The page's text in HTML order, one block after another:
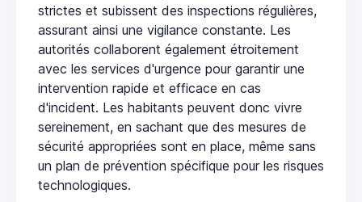
strictes et subissent des inspections régulières,
assurant ainsi une vigilance constante. Les
autorités collaborent également étroitement
avec les services d'urgence pour garantir une
intervention rapide et efficace en cas
d'incident. Les habitants peuvent donc vivre
sereinement, en sachant que des mesures de
sécurité appropriées sont en place, même sans
un plan de prévention spécifique pour les risques
technologiques.